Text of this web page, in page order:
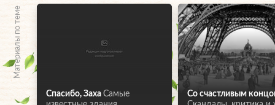
Материалы по теме
Спасибо, Заха Самые
Со счастливым